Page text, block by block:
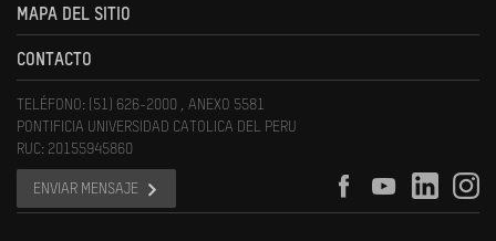
MAPA DEL SITIO
CONTACTO
TELÉFONO: (51) 626-2000 , ANEXO 5581
PONTIFICIA UNIVERSIDAD CATOLICA DEL PERU
RUC: 20155945860
ENVIAR MENSAJE